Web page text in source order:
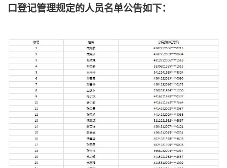
口登记管理规定的人员名单公告如下：